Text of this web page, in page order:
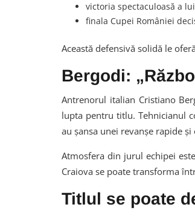
victoria spectaculoasă a
finala Cupei României
Această defensivă solidă le
Bergodi:
Antrenorul italian Cristiano
lupta pentru titlu. Tehnicianul
au șansa unei revanșe rapide
Atmosfera din jurul echipei
Craiova se poate transforma
Titlul se poate